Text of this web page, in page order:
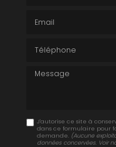
Message
J'autorise ce site à
dans ce formulaire pour
demande. (Aucune
données concervées. Voir